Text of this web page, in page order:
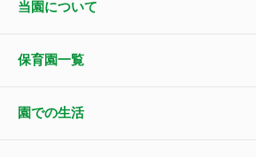
当園について
保育園一覧
園での生活